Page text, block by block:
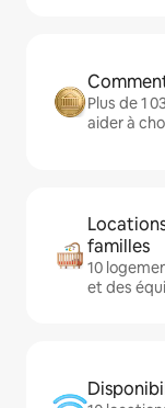
Plus de 1
aider à
familles
10
et des